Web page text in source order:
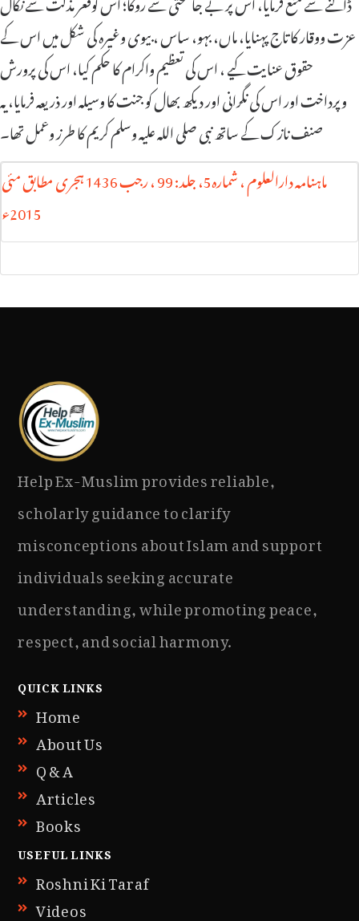
عزت ووقار کا تاج پہنایا، ماں، بہو، ساس ، بیوی وغیرہ کی شکل میں اس کے
حقوق عنایت کیے ، اس کی تعظیم واکرام کا حکم کیا، اس کی پرورش
وپرداخت اور اس کی نگرانی اور دیکھ بھال کو جنت کا وسیلہ اور ذریعہ فرمایا، یہ
صنف نازک کے ساتھ نبی صلی اللہ علیہ وسلم کریم کا طرز وعمل تھا۔
ماہنامہ دارالعلوم ‏، شمارہ5، جلد: 99 ‏، رجب 1436 ہجری مطابق مئی
2015ء
Help Ex-Muslim provides reliable,
scholarly guidance to clarify
misconceptions about Islam and support
individuals seeking accurate
understanding, while promoting peace,
respect, and social harmony.
QUICK LINKS
Home
About Us
Q & A
Articles
Books
USEFUL LINKS
Roshni Ki Taraf
Videos